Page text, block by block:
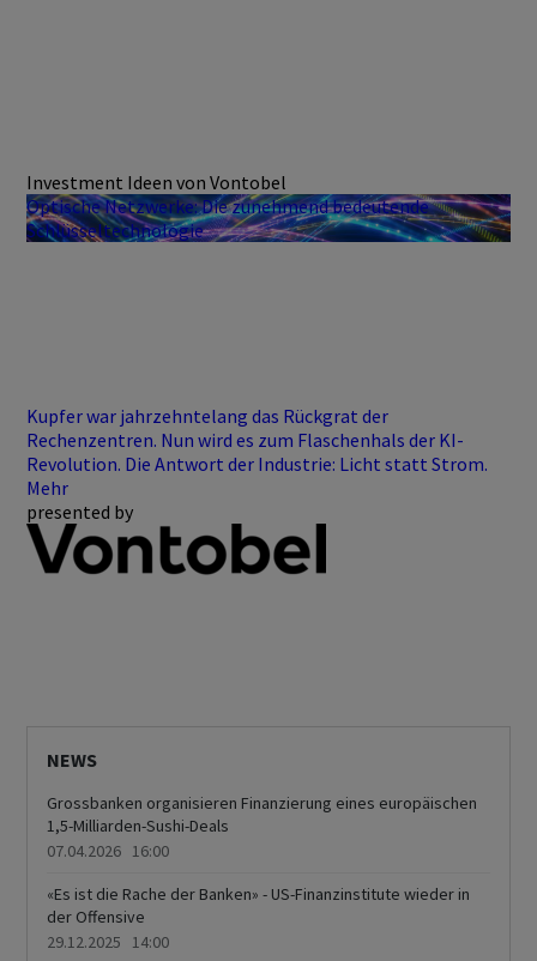
Investment Ideen von Vontobel
Optische Netzwerke: Die zunehmend bedeutende
Schlüsseltechnologie
Kupfer war jahrzehntelang das Rückgrat der
Rechenzentren. Nun wird es zum Flaschenhals der KI-
Revolution. Die Antwort der Industrie: Licht statt Strom.
Mehr
presented by
NEWS
Grossbanken organisieren Finanzierung eines europäischen
1,5-Milliarden-Sushi-Deals
07.04.2026 16:00
«Es ist die Rache der Banken» - US-Finanzinstitute wieder in
der Offensive
29.12.2025 14:00